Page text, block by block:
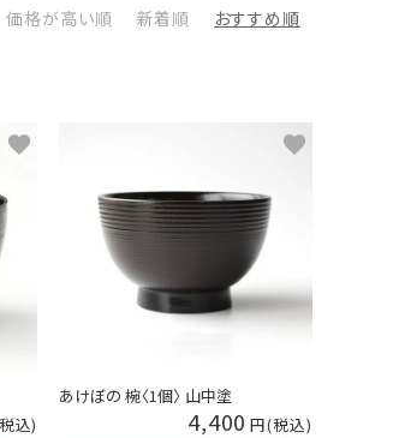
価格が高い順 新着順 おすすめ順
あけぼの 椀〈1個〉 山中塗
4,400